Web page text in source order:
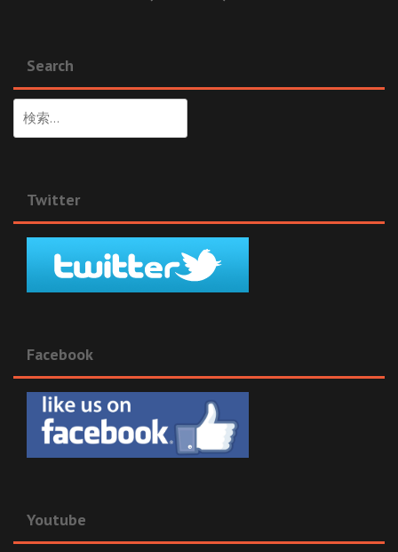
Search
索:
Twitter
Facebook
Youtube